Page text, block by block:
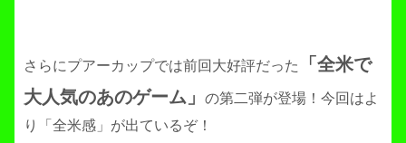
さらにプアーカップでは前回大好評だった
「全米で
大人気のあのゲーム」
の第二弾が登場！今回はよ
り「全米感」が出ているぞ！